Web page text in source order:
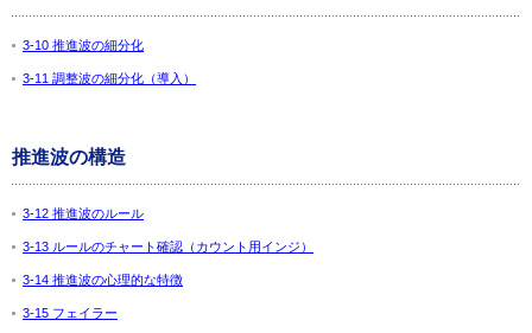
3-10 推進波の細分化
3-11 調整波の細分化（導入）
推進波の構造
3-12 推進波のルール
3-13 ルールのチャート確認（カウント用インジ）
3-14 推進波の心理的な特徴
3-15 フェイラー